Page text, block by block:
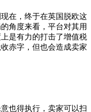
在，终于在英国脱欧这
角度来看，平台对其用
是有力的打击了增值税
赤字，但也会造成卖家
也得执行，卖家可以扫